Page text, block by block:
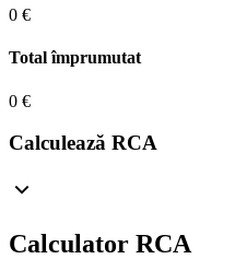
0 €
Total împrumutat
0 €
Calculează RCA
Calculator RCA